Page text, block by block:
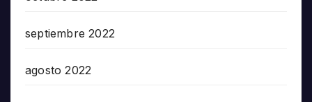
septiembre 2022
agosto 2022